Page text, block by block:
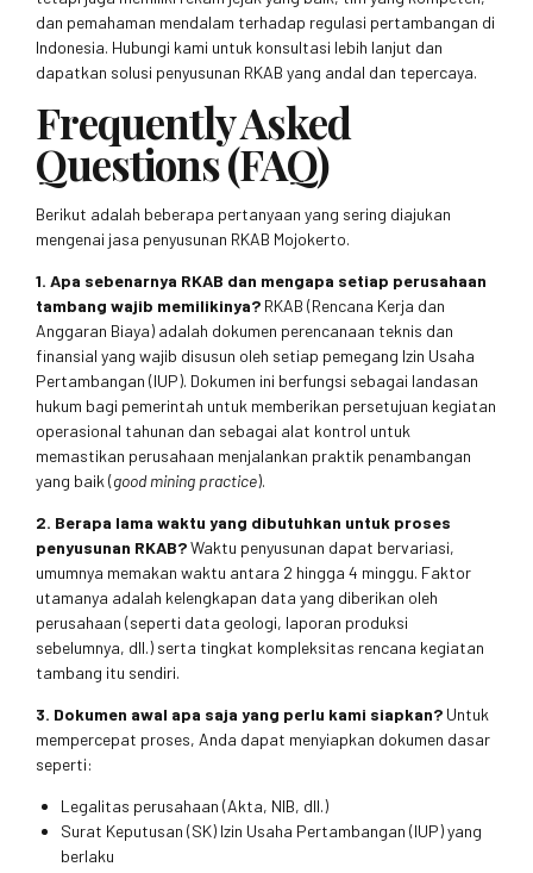
dan pemahaman mendalam terhadap regulasi pertambangan di
Indonesia. Hubungi kami untuk konsultasi lebih lanjut dan
dapatkan solusi penyusunan RKAB yang andal dan tepercaya.
Frequently Asked
Questions (FAQ)
Berikut adalah beberapa pertanyaan yang sering diajukan
mengenai jasa penyusunan RKAB Mojokerto.
1. Apa sebenarnya RKAB dan mengapa setiap perusahaan
tambang wajib memilikinya? RKAB (Rencana Kerja dan
Anggaran Biaya) adalah dokumen perencanaan teknis dan
finansial yang wajib disusun oleh setiap pemegang Izin Usaha
Pertambangan (IUP). Dokumen ini berfungsi sebagai landasan
hukum bagi pemerintah untuk memberikan persetujuan kegiatan
operasional tahunan dan sebagai alat kontrol untuk
memastikan perusahaan menjalankan praktik penambangan
yang baik (good mining practice).
2. Berapa lama waktu yang dibutuhkan untuk proses
penyusunan RKAB?Waktu penyusunan dapat bervariasi,
umumnya memakan waktu antara 2 hingga 4 minggu. Faktor
utamanya adalah kelengkapan data yang diberikan oleh
perusahaan (seperti data geologi, laporan produksi
sebelumnya, dll.) serta tingkat kompleksitas rencana kegiatan
tambang itu sendiri.
3. Dokumen awal apa saja yang perlu kami siapkan? Untuk
mempercepat proses, Anda dapat menyiapkan dokumen dasar
seperti:
Legalitas perusahaan (Akta, NIB, dll.)
Surat Keputusan (SK) Izin Usaha Pertambangan (IUP) yang
berlaku